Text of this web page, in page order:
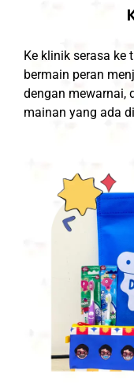
Ke klinik serasa ke
bermain peran
dengan mewarnai,
mainan yang ada